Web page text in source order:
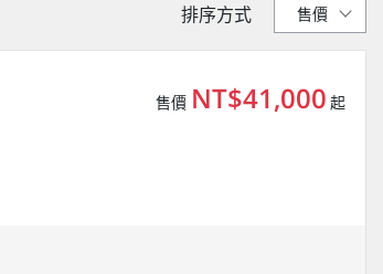
排序方式
售價 NT$41,000 起